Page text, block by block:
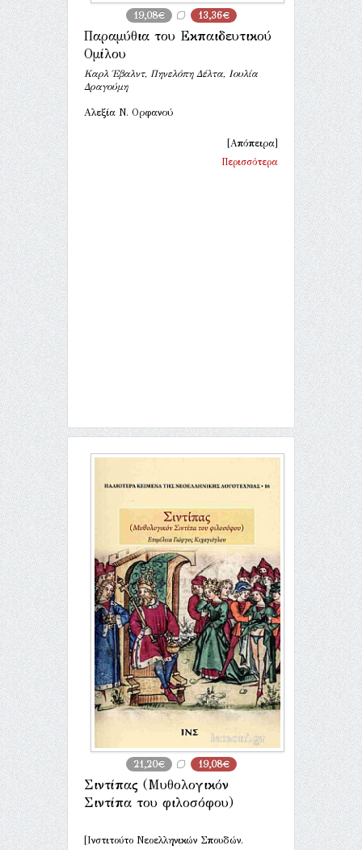
19,08€ 13,36€
Παραμύθια του Εκπαιδευτικού
Ομίλου
Καρλ Έβαλντ, Πηνελόπη Δέλτα, Ιουλία
Δραγούμη
Αλεξία Ν. Ορφανού
[Απόπειρα]
Περισσότερα
21,20€ 19,08€
Σιντίπας (Μυθολογικόν
Σιντίπα του φιλοσόφου)
[Ινστιτούτο Νεοελληνικών Σπουδών.